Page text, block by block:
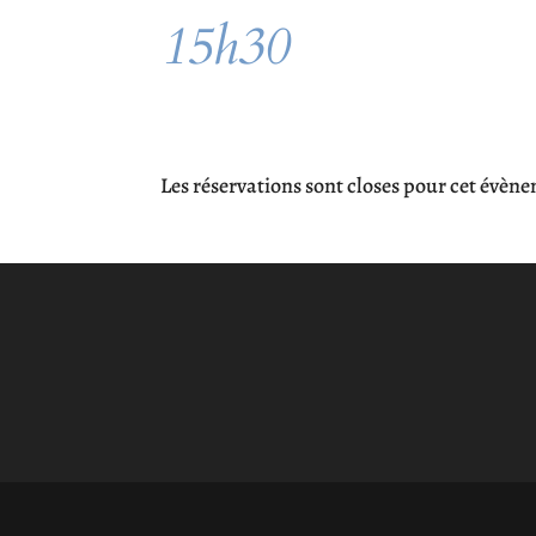
15h30
Les réservations sont closes pour cet